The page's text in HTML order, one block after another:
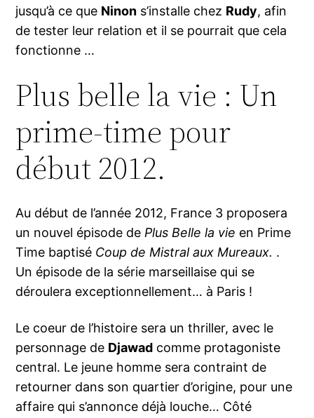
jusqu’à ce que Ninon s’installe chez Rudy, afin
de tester leur relation et il se pourrait que cela
fonctionne …
Plus belle la vie : Un
prime-time pour
début 2012.
Au début de l’année 2012, France 3 proposera
un nouvel épisode dePlus Belle la vie en Prime
Time baptisé Coup de Mistral aux Mureaux. .
Un épisode de la série marseillaise qui se
déroulera exceptionnellement… à Paris !
Le coeur de l’histoire sera un thriller, avec le
personnage de Djawad comme protagoniste
central. Le jeune homme sera contraint de
retourner dans son quartier d’origine, pour une
affaire qui s’annonce déjà louche… Côté